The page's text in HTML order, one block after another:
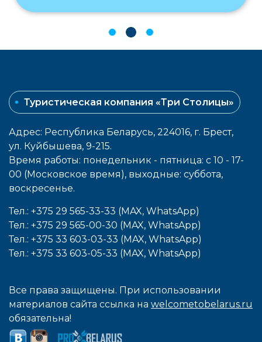
Туристическая компания «Три Столицы»
Адрес: Республика Беларусь, 224016, г. Брест,
ул. Куйбышева, 9-215.
Время работы: понедельник - пятница: с 10 - 17-
00 (Московское время), выходные: cуббота,
воcкресенье.
Тел.: +375 29 565-33-33 (MAX, WhatsApp)
Тел.: +375 29 565-00-30 (MAX, WhatsApp)
Тел.: +375 33 603-03-33 (MAX, WhatsApp)
Тел.: +375 33 603-05-33 (MAX, WhatsApp)
Все права защищены. При использовании
материалов сайта ссылка на welcometobelarus.ru
обязательна!